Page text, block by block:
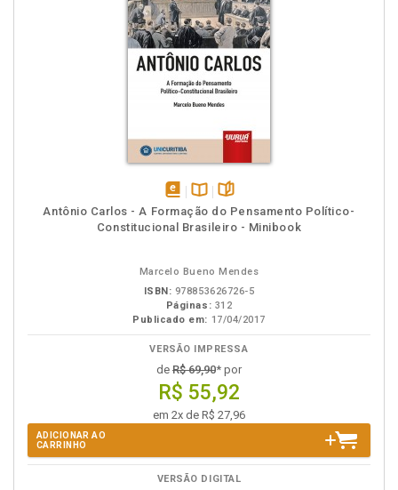
disponível
em
Disponível
na
páginas
Antônio Carlos - A Formação do Pensamento Político-
Constitucional Brasileiro - Minibook
Marcelo Bueno Mendes
ISBN: 978853626726-5
Páginas: 312
Publicado em: 17/04/2017
VERSÃO IMPRESSA
de R$ 69,90* por
R$ 55,92
em 2x de R$ 27,96
ADICIONAR AO
CARRINHO
VERSÃO DIGITAL